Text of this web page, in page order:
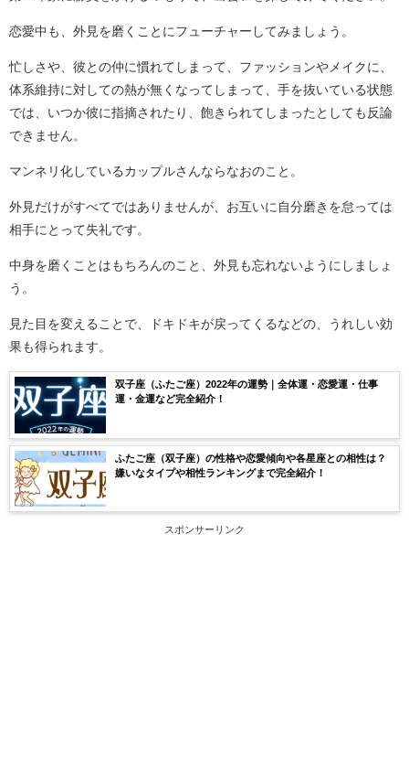
恋愛中も、外見を磨くことにフューチャーしてみましょう。
忙しさや、彼との仲に慣れてしまって、ファッションやメイクに、
体系維持に対しての熱が無くなってしまって、手を抜いている状態
では、いつか彼に指摘されたり、飽きられてしまったとしても反論
できません。
マンネリ化しているカップルさんならなおのこと。
外見だけがすべてではありませんが、お互いに自分磨きを怠っては
相手にとって失礼です。
中身を磨くことはもちろんのこと、外見も忘れないようにしましょ
う。
見た目を変えることで、ドキドキが戻ってくるなどの、うれしい効
果も得られます。
双子座（ふたご座）2022年の運勢｜全体運・恋愛運・仕事
運・金運など完全紹介！
ふたご座（双子座）の性格や恋愛傾向や各星座との相性は？
嫌いなタイプや相性ランキングまで完全紹介！
スポンサーリンク